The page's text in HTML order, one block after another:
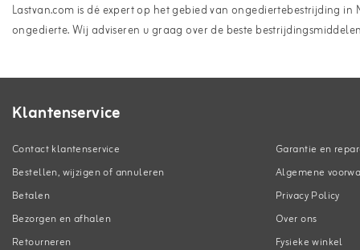
Lastvan.com is dé expert op het gebied van ongediertebestrijding
ongedierte. Wij adviseren u graag over de beste
Klantenservice
Contact klantenservice
Bestellen, wijzigen of annuleren
Betalen
Bezorgen en afhalen
Retourneren
Garantie en
Algemene
Privacy Policy
Over ons
Fysieke winkel